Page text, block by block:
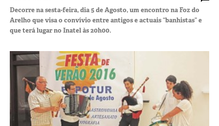
Decorre na sesta-feira, dia 5 de Agosto, um encontro na Foz do
Arelho que visa o convívio entre antigos e actuais “banhistas” e
que terá lugar no Inatel às 20h00.